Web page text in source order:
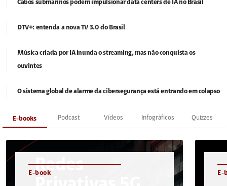
Cabos submarinos podem impulsionar data centers de IA no Brasil
DTV+: entenda a nova TV 3.0 do Brasil
Música criada por IA inunda o streaming, mas não conquista os
ouvintes
O sistema global de alarme da cibersegurança está entrando em colapso
E-books Podcast Vídeos Infográficos Quizzes
E-book E-